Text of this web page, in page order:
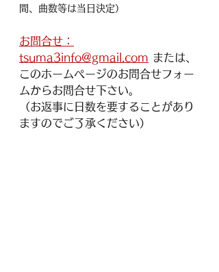
間、曲数等は当日決定）
お問合せ：
tsuma3info@gmail.com または、
このホームページのお問合せフォー
ムからお問合せ下さい。
（お返事に日数を要することがあり
ますのでご了承ください）